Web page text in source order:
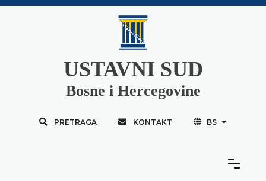
USTAVNI SUD
Bosne i Hercegovine
PRETRAGA KONTAKT BS